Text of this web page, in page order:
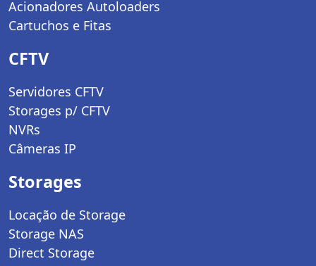
Acionadores Autoloaders
Cartuchos e Fitas
CFTV
Servidores CFTV
Storages p/ CFTV
NVRs
Câmeras IP
Storages
Locação de Storage
Storage NAS
Direct Storage